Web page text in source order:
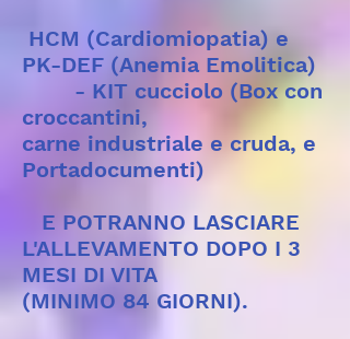
HCM (Cardiomiopatia) e
PK-DEF (Anemia Emolitica)
- KIT cucciolo (Box con
croccantini,
carne industriale e cruda, e
Portadocumenti)
E POTRANNO LASCIARE
L'ALLEVAMENTO DOPO I 3
MESI DI VITA
(MINIMO 84 GIORNI).